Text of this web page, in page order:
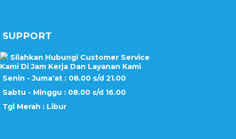
SUPPORT
Silahkan Hubungi Customer Service
Kami Di Jam Kerja Dan Layanan Kami
Senin - Juma'at : 08.00 s/d 21.00
Sabtu - Minggu : 08.00 s/d 16.00
Tgl Merah : Libur